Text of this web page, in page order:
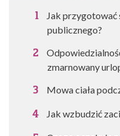
Jak przygotować
publicznego?
zmarnowany
Mowa ciała
Jak wzbudzić